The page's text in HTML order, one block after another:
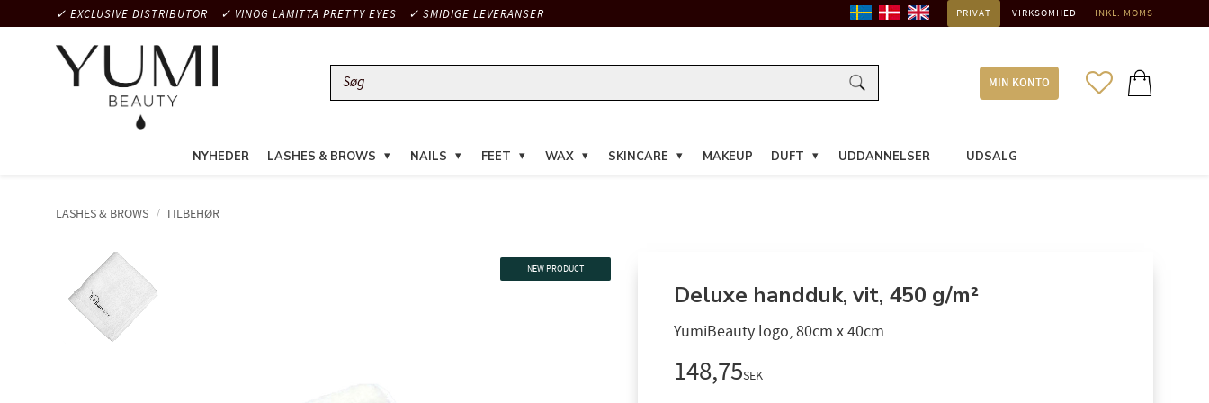
✓ EXCLUSIVE DISTRIBUTOR ✓ VINOG LAMITTA PRETTY EYES ✓ SMIDIGE LEVERANSER PRIVAT VIRKSOMHED INKL. MOMS
MIN KONTO FAVORITTER
INDKØBSKURV
NYHEDER LASHES & BROWS NAILS FEET WAX SKINCARE MAKEUP DUFT UDDANNELSER UDSALG
LASHES & BROWS TILBEHØR
NEW PRODUCT
Deluxe handduk, vit, 450 g/m²
YumiBeauty logo, 80cm x 40cm
148,75SEK